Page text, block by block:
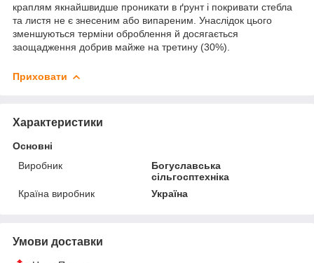
краплям якнайшвидше проникати в ґрунт і покривати стебла
та листя не є знесеним або випареним. Унаслідок цього
зменшуються терміни оброблення й досягається
заощадження добрив майже на третину (30%).
Приховати
Характеристики
Основні
Виробник
Богуславська
сільгосптехніка
Країна виробник
Україна
Умови доставки